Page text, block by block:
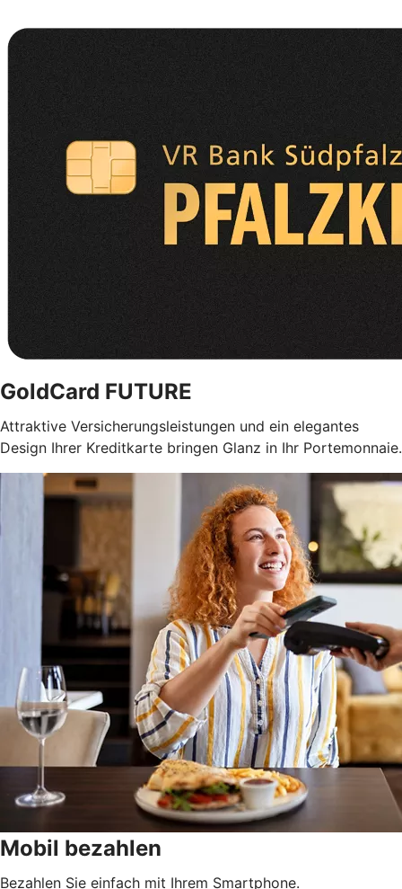
GoldCard FUTURE
Attraktive Versicherungsleistungen und ein elegantes
Design Ihrer Kreditkarte bringen Glanz in Ihr Portemonnaie.
Mobil bezahlen
Bezahlen Sie einfach mit Ihrem Smartphone.